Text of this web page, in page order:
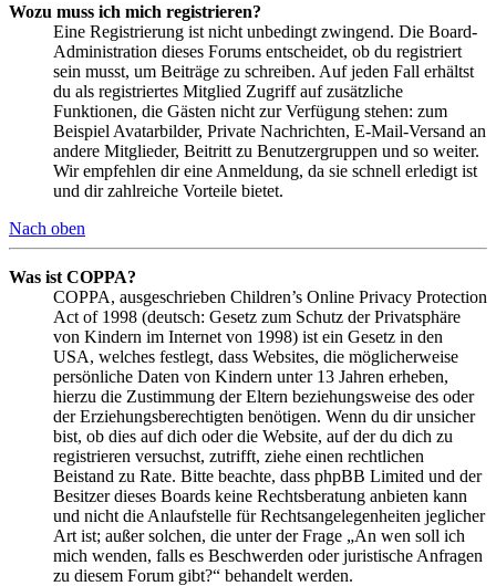
Wozu muss ich mich registrieren?
Eine Registrierung ist nicht unbedingt zwingend. Die Board-
Administration dieses Forums entscheidet, ob du registriert
sein musst, um Beiträge zu schreiben. Auf jeden Fall erhältst
du als registriertes Mitglied Zugriff auf zusätzliche
Funktionen, die Gästen nicht zur Verfügung stehen: zum
Beispiel Avatarbilder, Private Nachrichten, E-Mail-Versand an
andere Mitglieder, Beitritt zu Benutzergruppen und so weiter.
Wir empfehlen dir eine Anmeldung, da sie schnell erledigt ist
und dir zahlreiche Vorteile bietet.
Nach oben
Was ist COPPA?
COPPA, ausgeschrieben Children’s Online Privacy Protection
Act of 1998 (deutsch: Gesetz zum Schutz der Privatsphäre
von Kindern im Internet von 1998) ist ein Gesetz in den
USA, welches festlegt, dass Websites, die möglicherweise
persönliche Daten von Kindern unter 13 Jahren erheben,
hierzu die Zustimmung der Eltern beziehungsweise des oder
der Erziehungsberechtigten benötigen. Wenn du dir unsicher
bist, ob dies auf dich oder die Website, auf der du dich zu
registrieren versuchst, zutrifft, ziehe einen rechtlichen
Beistand zu Rate. Bitte beachte, dass phpBB Limited und der
Besitzer dieses Boards keine Rechtsberatung anbieten kann
und nicht die Anlaufstelle für Rechtsangelegenheiten jeglicher
Art ist; außer solchen, die unter der Frage „An wen soll ich
mich wenden, falls es Beschwerden oder juristische Anfragen
zu diesem Forum gibt?“ behandelt werden.